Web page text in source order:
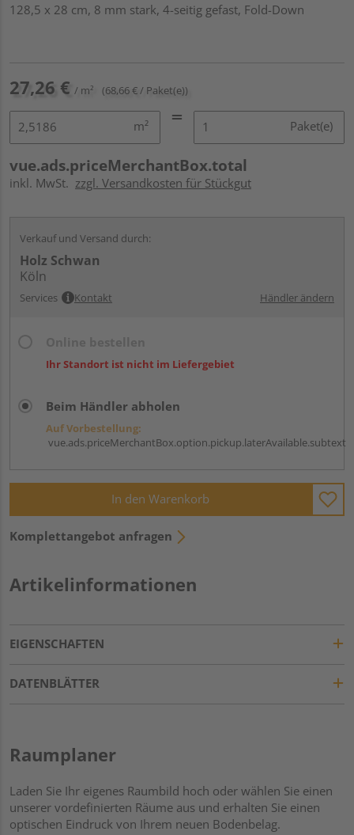
128,5 x 28 cm, 8 mm stark, 4-seitig gefast, Fold-Down
27,26 € / m² (68,66 € / Paket(e))
m² Paket(e)
vue.ads.priceMerchantBox.total
inkl. MwSt. zzgl. Versandkosten für Stückgut
Verkauf und Versand durch:
Holz Schwan
Köln
Services Kontakt Händler ändern
Ihr Standort ist nicht im Liefergebiet
Beim Händler abholen
Auf Vorbestellung:
vue.ads.priceMerchantBox.option.pickup.laterAvailable.subtext
In den Warenkorb
Komplettangebot anfragen
Artikelinformationen
EIGENSCHAFTEN
DATENBLÄTTER
Raumplaner
Laden Sie Ihr eigenes Raumbild hoch oder wählen Sie einen
unserer vordefinierten Räume aus und erhalten Sie einen
optischen Eindruck von Ihrem neuen Bodenbelag.